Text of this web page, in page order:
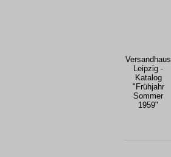
Versandhaus
Leipzig -
Katalog
"Frühjahr
Sommer
1959"